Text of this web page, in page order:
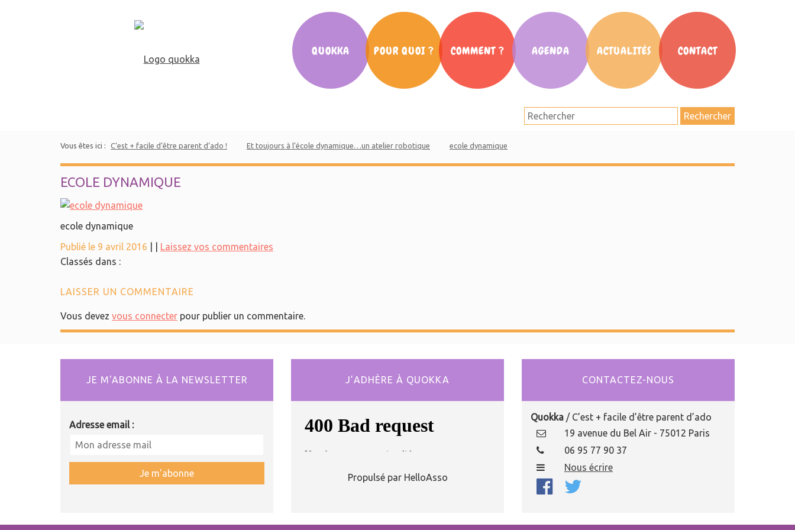
QUOKKA
La presse en parle
POUR QUOI ?
La communication
COMMENT ?
Conférences
Salon Parent d’ado
AGENDA ACTUALITÉS CONTACT
Rechercher
Vous êtes ici : C’est + facile d’être parent d’ado ! Et toujours à l’école dynamique…un atelier robotique ecole dynamique
ECOLE DYNAMIQUE
ecole dynamique
Publié le 9 avril 2016
Laissez vos commentaires
Classés dans :
LAISSER UN COMMENTAIRE
Vous devez vous connecter pour publier un commentaire.
JE M'ABONNE À LA NEWSLETTER
Adresse email :
J’ADHÈRE À QUOKKA
Propulsé par HelloAsso
CONTACTEZ-NOUS
Quokka / C’est + facile d’être parent d’ado
19 avenue du Bel Air - 75012 Paris
06 95 77 90 37
Nous écrire